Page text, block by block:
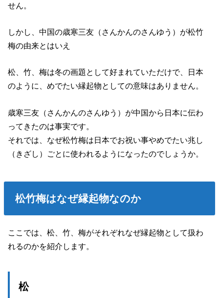
せん。
しかし、中国の歳寒三友（さんかんのさんゆう）が松竹
梅の由来とはいえ
松、竹、梅は冬の画題として好まれていただけで、日本
のように、めでたい縁起物としての意味はありません。
歳寒三友（さんかんのさんゆう）が中国から日本に伝わ
ってきたのは事実です。
それでは、なぜ松竹梅は日本でお祝い事やめでたい兆し
（きざし）ごとに使われるようになったのでしょうか。
松竹梅はなぜ縁起物なのか
ここでは、松、竹、梅がそれぞれなぜ縁起物として扱わ
れるのかを紹介します。
松